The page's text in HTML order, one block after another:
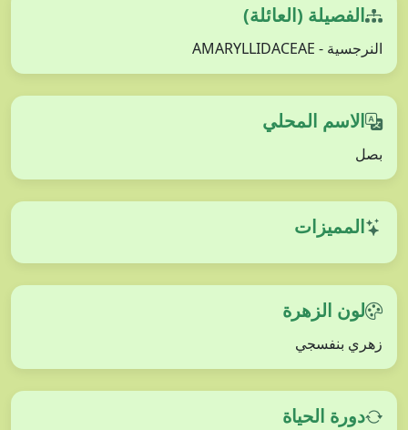
الفصيلة (العائلة)
النرجسية - AMARYLLIDACEAE
الاسم المحلي
بصل
المميزات
لون الزهرة
زهري بنفسجي
دورة الحياة